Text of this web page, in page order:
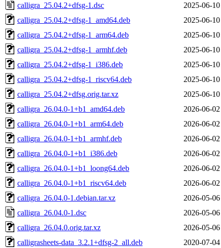
calligra_25.04.2+dfsg-1.dsc
2025-06-
calligra_25.04.2+dfsg-1_amd64.deb
2025-06-
calligra_25.04.2+dfsg-1_arm64.deb
2025-06-
calligra_25.04.2+dfsg-1_armhf.deb
2025-06-
calligra_25.04.2+dfsg-1_i386.deb
2025-06-
calligra_25.04.2+dfsg-1_riscv64.deb
2025-06-
calligra_25.04.2+dfsg.orig.tar.xz
2025-06-
calligra_26.04.0-1+b1_amd64.deb
2026-06-
calligra_26.04.0-1+b1_arm64.deb
2026-06-
calligra_26.04.0-1+b1_armhf.deb
2026-06-
calligra_26.04.0-1+b1_i386.deb
2026-06-
calligra_26.04.0-1+b1_loong64.deb
2026-06-
calligra_26.04.0-1+b1_riscv64.deb
2026-06-
calligra_26.04.0-1.debian.tar.xz
2026-05-
calligra_26.04.0-1.dsc
2026-05-
calligra_26.04.0.orig.tar.xz
2026-05-
calligrasheets-data_3.2.1+dfsg-2_all.deb
2020-07-